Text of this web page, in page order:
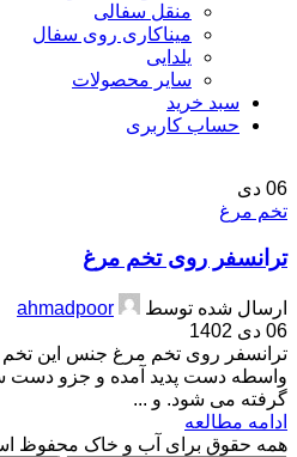
منقل سفالی
میناکاری روی سفال
یلدایی
سایر محصولات
سبد خرید
حساب کاربری
06 دی
تخم مرغ
ترانسفر روی تخم مرغ
ارسال شده توسط
ahmadpoor
06 دی 1402
ترانسفر روی تخم مرغ جنس این
واسطه دست پدید آمده و جزو دست
گرفته می شود. و ...
ادامه مطالعه
همه حقوق برای آب و خاک محفوظ